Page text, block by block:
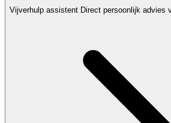
Vijverhulp assistent Direct persoonlijk advies